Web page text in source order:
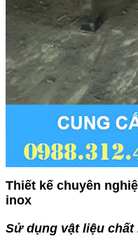
Thiết kế chuyên
inox
Sử dụng vật liệu